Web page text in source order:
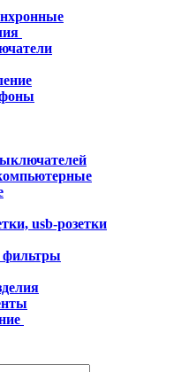
usb-розетки
фильтры